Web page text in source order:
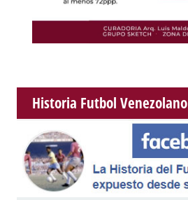
Historia Futbol Venezolano